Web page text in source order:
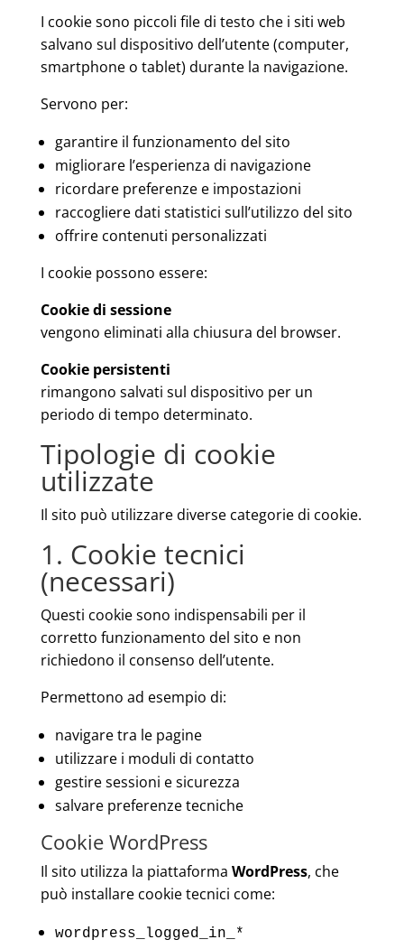
I cookie sono piccoli file di testo che i siti web
salvano sul dispositivo dell’utente (computer,
smartphone o tablet) durante la navigazione.
Servono per:
garantire il funzionamento del sito
migliorare l’esperienza di navigazione
ricordare preferenze e impostazioni
raccogliere dati statistici sull’utilizzo del sito
offrire contenuti personalizzati
I cookie possono essere:
Cookie di sessione
vengono eliminati alla chiusura del browser.
Cookie persistenti
rimangono salvati sul dispositivo per un
periodo di tempo determinato.
Tipologie di cookie
utilizzate
Il sito può utilizzare diverse categorie di cookie.
1. Cookie tecnici
(necessari)
Questi cookie sono indispensabili per il
corretto funzionamento del sito e non
richiedono il consenso dell’utente.
Permettono ad esempio di:
navigare tra le pagine
utilizzare i moduli di contatto
gestire sessioni e sicurezza
salvare preferenze tecniche
Cookie WordPress
Il sito utilizza la piattaforma WordPress, che
può installare cookie tecnici come:
wordpress_logged_in_*